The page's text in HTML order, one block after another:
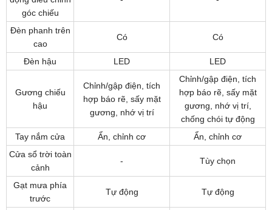
góc chiếu
Đèn phanh trên
cao
Có Có
Đèn hậu LED LED
Gương chiếu
hậu
Chỉnh/gập điện, tích
hợp báo rẽ, sấy mặt
gương, nhớ vị trí
Chỉnh/gập điện, tích
hợp báo rẽ, sấy mặt
gương, nhớ vị trí,
chống chói tự động
Tay nắm cửa
Ẩn, chỉnh cơ
Ẩn, chỉnh cơ
Cửa sổ trời toàn
cảnh
- Tùy chọn
Gạt mưa phía
trước
Tự động Tự động